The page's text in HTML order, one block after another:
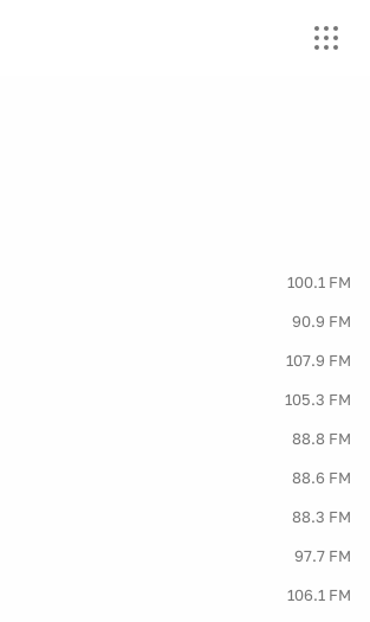
100.1 FM
90.9 FM
107.9 FM
105.3 FM
88.8 FM
88.6 FM
88.3 FM
97.7 FM
106.1 FM